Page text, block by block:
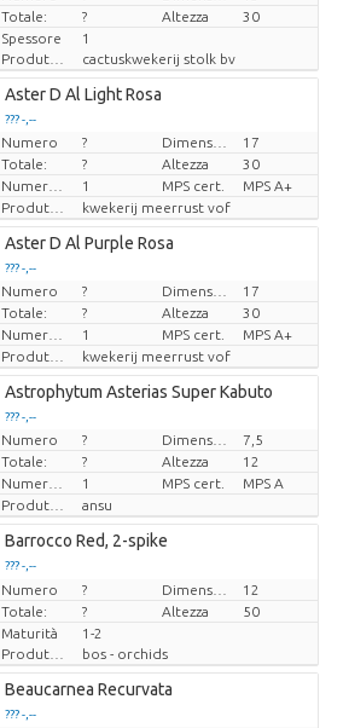
Loading...
??? -,--
Prezzo x uno
Loading...
??? -,--
Prezzo x uno
Loading...
??? -,--
Prezzo x uno
Loading...
??? -,--
Prezzo x uno
Loading...
??? -,--
Totale:
? Altezza
30
Spessore
1
Produttore
cactuskwekerij stolk bv
Aster D Al Light Rosa
??? -,--
Prezzo x uno
Numero ?
17
Totale:
? Altezza
30
Numero di piante/vaso
1 MPS cert.
MPS A+
Produttore
kwekerij meerrust vof
Aster D Al Purple Rosa
??? -,--
Prezzo x uno
Numero ?
17
Totale:
? Altezza
30
Numero di piante/vaso
1 MPS cert.
MPS A+
Produttore
kwekerij meerrust vof
Astrophytum Asterias Super Kabuto
??? -,--
Prezzo x uno
Numero ?
7,5
Totale:
? Altezza
12
Numero di piante/vaso
1 MPS cert.
MPS A
Produttore
ansu
Barrocco Red, 2-spike
??? -,--
Prezzo x uno
Numero ?
12
Totale:
? Altezza
50
Maturità
1-2
Produttore
bos - orchids
Beaucarnea Recurvata
??? -,--